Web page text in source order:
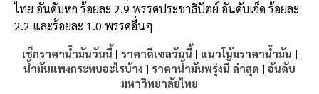
ไทย อันดับหก ร้อยละ 2.9 พรรคประชาธิปัตย์ อันดับเจ็ด ร้อยละ
2.2 และร้อยละ 1.0 พรรคอื่นๆ
เช็กราคาน้ำมันวันนี้ | ราคาดีเซลวันนี้ | แนวโน้มราคาน้ำมัน |
น้ำมันแพงกระทบอะไรบ้าง | ราคาน้ำมันพรุ่งนี้ ล่าสุด | อันดับ
มหาวิทยาลัยไทย